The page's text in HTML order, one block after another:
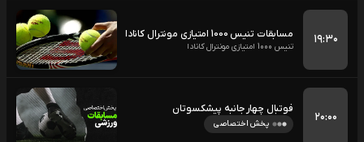
۱۹:۳۰ مسابقات تنیس 1000 امتیازی مونترال کانادا
تنیس 1000 امتیازی مونترال کانادا
۲۰:۰۰
فوتبال چهار جانبه پیشکسوتان
پخش اختصاصی